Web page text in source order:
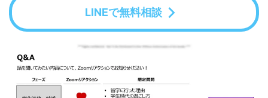
LINEで無料相談